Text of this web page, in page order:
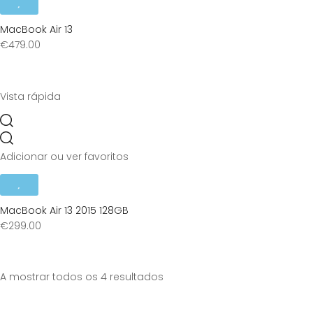
MacBook Air 13
€479.00
Vista rápida
Adicionar ou ver favoritos
MacBook Air 13 2015 128GB
€299.00
A mostrar todos os 4 resultados